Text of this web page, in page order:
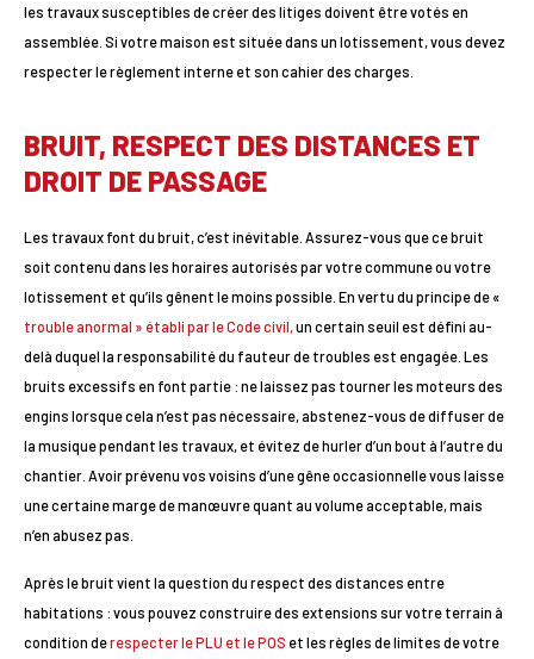
les travaux susceptibles de créer des litiges doivent être votés en
assemblée. Si votre maison est située dans un lotissement, vous devez
respecter le règlement interne et son cahier des charges.
BRUIT, RESPECT DES DISTANCES ET
DROIT DE PASSAGE
Les travaux font du bruit, c’est inévitable. Assurez-vous que ce bruit
soit contenu dans les horaires autorisés par votre commune ou votre
lotissement et qu’ils gênent le moins possible. En vertu du principe de «
trouble anormal » établi par le Code civil,un certain seuil est défini au-
delà duquel la responsabilité du fauteur de troubles est engagée. Les
bruits excessifs en font partie : ne laissez pas tourner les moteurs des
engins lorsque cela n’est pas nécessaire, abstenez-vous de diffuser de
la musique pendant les travaux, et évitez de hurler d’un bout à l’autre du
chantier. Avoir prévenu vos voisins d’une gêne occasionnelle vous laisse
une certaine marge de manœuvre quant au volume acceptable, mais
n’en abusez pas.
Après le bruit vient la question du respect des distances entre
habitations : vous pouvez construire des extensions sur votre terrain à
condition derespecter le PLU et le POS et les règles de limites de votre